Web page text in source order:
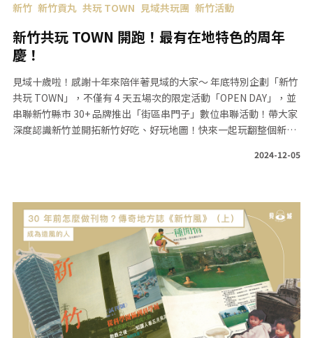
新竹 新竹貢丸 共玩 TOWN 見域共玩團 新竹活動
新竹共玩 TOWN 開跑！最有在地特色的周年
慶！
見域十歲啦！感謝十年來陪伴著見域的大家～ 年底特別企劃「新竹
共玩 TOWN」，不僅有 4 天五場次的限定活動「OPEN DAY」，並
串聯新竹縣市 30+ 品牌推出「街區串門子」數位串聯活動！帶大家
深度認識新竹並開拓新竹好吃、好玩地圖！快來一起玩翻整個新竹
2024-12-05